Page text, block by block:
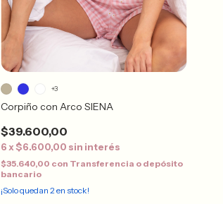
Corpiño con Arco SIENA
$39.600,00
6 x$6.600,00 sin interés
$35.640,00 con Transferencia o depósito
bancario
¡Solo quedan 2 en stock!
+3